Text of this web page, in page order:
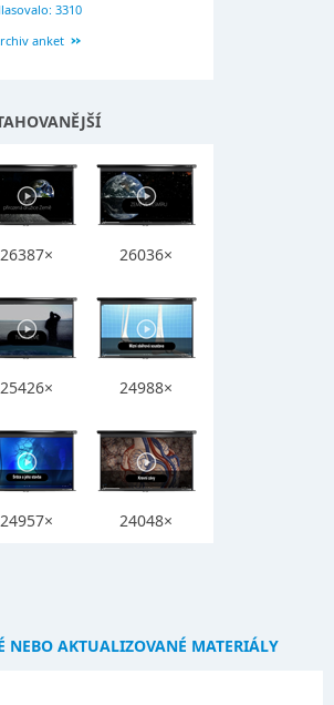
3310
anket
26387× 26036×
25426× 24988×
24957× 24048×
NEBO AKTUALIZOVANÉ MATERIÁLY